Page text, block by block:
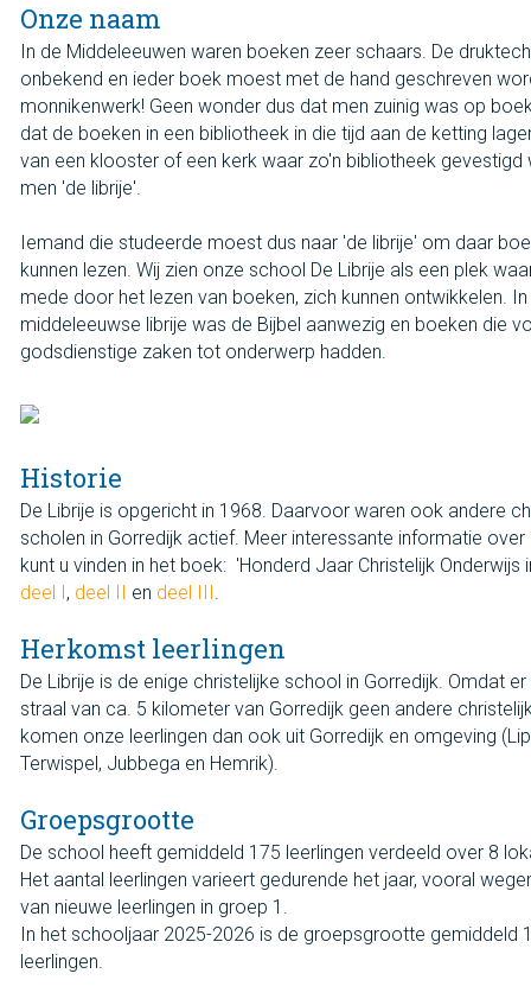
Onze naam
In de Middeleeuwen waren boeken zeer schaars. De
onbekend en ieder boek moest met de hand geschreven
monnikenwerk! Geen wonder dus dat men zuinig was op
dat de boeken in een bibliotheek in die tijd aan de ketting
van een klooster of een kerk waar zo'n bibliotheek gevestigd
men 'de librije'.
Iemand die studeerde moest dus naar 'de librije' om daar
kunnen lezen. Wij zien onze school De Librije als een plek
mede door het lezen van boeken, zich kunnen ontwikkelen.
middeleeuwse librije was de Bijbel aanwezig en boeken die
godsdienstige zaken tot onderwerp hadden.
Historie
De Librije is opgericht in 1968. Daarvoor waren ook andere
scholen in Gorredijk actief. Meer interessante informatie over
kunt u vinden in het boek: 'Honderd Jaar Christelijk Onderwijs
deel I , deel II en deel III .
Herkomst leerlingen
De Librije is de enige christelijke school in Gorredijk. Omdat er
straal van ca. 5 kilometer van Gorredijk geen andere
komen onze leerlingen dan ook uit Gorredijk en omgeving
Terwispel, Jubbega en Hemrik).
Groepsgrootte
De school heeft gemiddeld 175 leerlingen verdeeld over 8
Het aantal leerlingen varieert gedurende het jaar, vooral
van nieuwe leerlingen in groep 1.
In het schooljaar 2025-2026 is de groepsgrootte gemiddeld
leerlingen.